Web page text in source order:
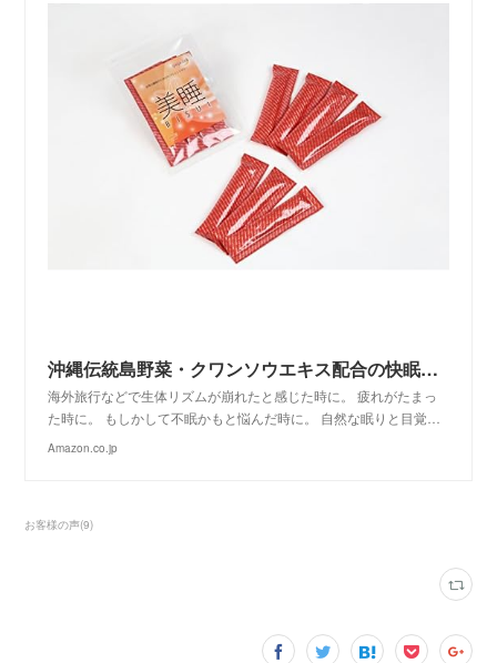
沖縄伝統島野菜・クワンソウエキス配合の快眠サプリメントゼリー 美睡(ビスイ)トラベルセット（7日用）
海外旅行などで生体リズムが崩れたと感じた時に。 疲れがたまっ
た時に。 もしかして不眠かもと悩んだ時に。 自然な眠りと目覚…
Amazon.co.jp
お客様の声(9)